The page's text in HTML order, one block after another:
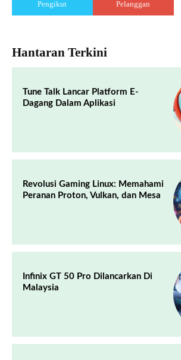
Pengikut Pelanggan
Hantaran Terkini
Tune Talk Lancar Platform E-
Dagang Dalam Aplikasi
Revolusi Gaming Linux: Memahami
Peranan Proton, Vulkan, dan Mesa
Infinix GT 50 Pro Dilancarkan Di
Malaysia